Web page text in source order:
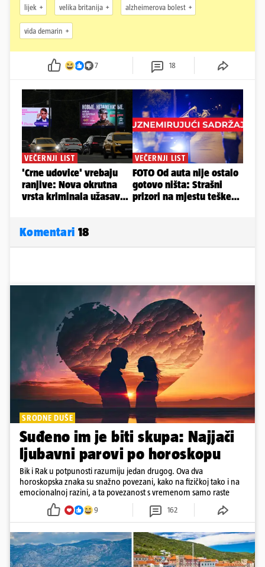
lijek velika britanija alzheimerova bolest
vida demarin
7 18
Komentari 18
SRODNE DUŠE
Suđeno im je biti skupa: Najjači
ljubavni parovi po horoskopu
Bik i Rak u potpunosti razumiju jedan drugog. Ova dva
horoskopska znaka su snažno povezani, kako na fizičkoj tako i na
emocionalnoj razini, a ta povezanost s vremenom samo raste
9 162